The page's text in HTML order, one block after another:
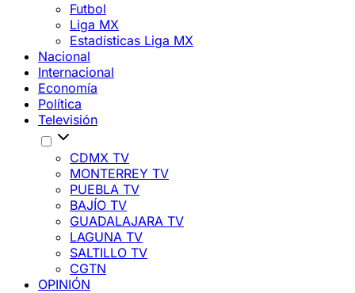
Futbol
Liga MX
Estadísticas Liga MX
Nacional
Internacional
Economía
Política
Televisión
CDMX TV
MONTERREY TV
PUEBLA TV
BAJÍO TV
GUADALAJARA TV
LAGUNA TV
SALTILLO TV
CGTN
OPINIÓN